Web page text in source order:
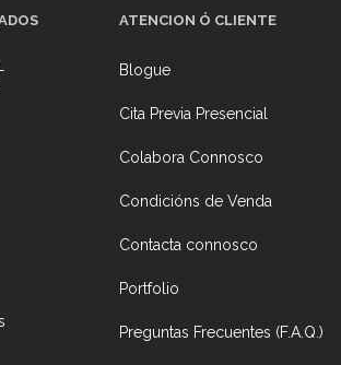
ATENCION Ó CLIENTE
Blogue
Cita Previa Presencial
Colabora Connosco
Condicións de Venda
Contacta connosco
Portfolio
Preguntas Frecuentes (F.A.Q.)